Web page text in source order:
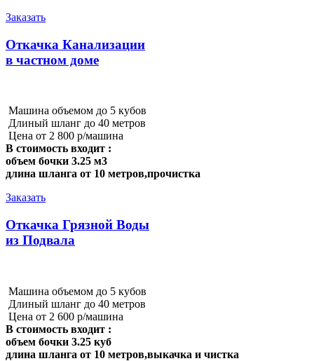
Заказать
Откачка Канализации
в частном доме
Машина объемом до 5 кубов
Длиный шланг до 40 метров
Цена от 2 800 р/машина
В стоимость входит :
объем бочки 3.25 м3
длина шланга от 10 метров,прочистка
Заказать
Откачка Грязной Воды
из Подвала
Машина объемом до 5 кубов
Длиный шланг до 40 метров
Цена от 2 600 р/машина
В стоимость входит :
объем бочки 3.25 куб
длина шланга от 10 метров,выкачка и чистка